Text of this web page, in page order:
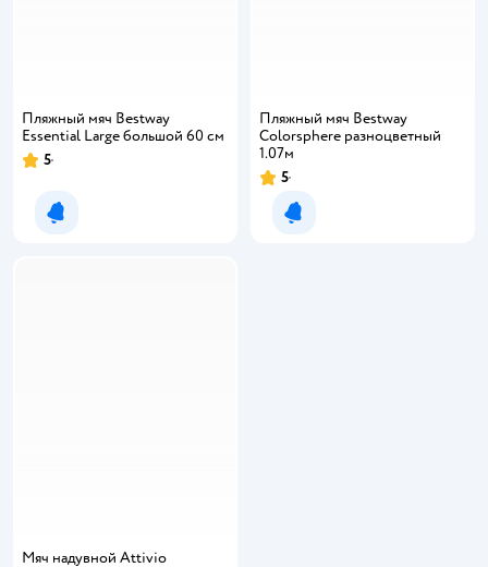
Пляжный мяч Bestway
Essential Large большой 60 см
5
Уведомить о появлении
Пляжный мяч Bestway
Colorsphere разноцветный
1.07м
5
Уведомить о появлении
Мяч надувной Attivio